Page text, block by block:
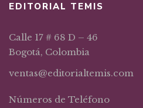
EDITORIAL TEMIS
Calle 17 # 68 D – 46
Bogotá, Colombia
ventas@editorialtemis.com
Números de Teléfono